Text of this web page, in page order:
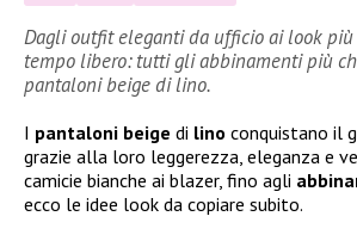
Dagli outfit eleganti da ufficio ai look
tempo libero: tutti gli abbinamenti più
pantaloni beige di lino.
I pantaloni beige di lino conquistano il
grazie alla loro leggerezza, eleganza e
camicie bianche ai blazer, fino agli
ecco le idee look da copiare subito.